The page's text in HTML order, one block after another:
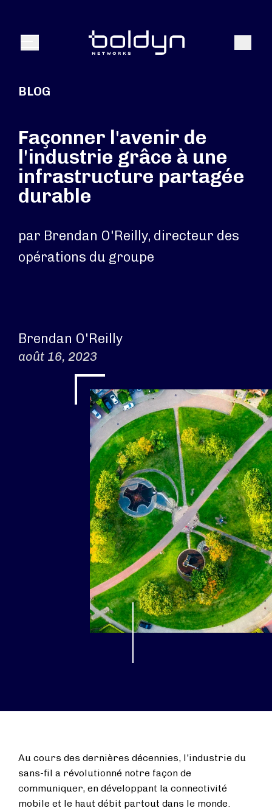
Menu
BLOG
Façonner l'avenir de
l'industrie grâce à une
infrastructure partagée
durable
par Brendan O'Reilly, directeur des
opérations du groupe
Brendan O'Reilly
août 16, 2023
Au cours des dernières décennies, l'industrie du
sans-fil a révolutionné notre façon de
communiquer, en développant la connectivité
mobile et le haut débit partout dans le monde.